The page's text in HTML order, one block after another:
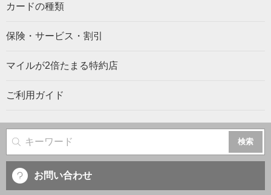
カードの種類
保険・サービス・割引
マイルが2倍たまる特約店
ご利用ガイド
サイト内検索
お問い合わせ